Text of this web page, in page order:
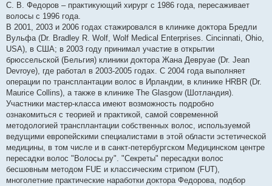
С. В. Федоров – практикующий хирург с 1986 года, пересаживает
волосы с 1996 года.
В 2001, 2003 и 2006 годах стажировался в клинике доктора Бредли
Вульфа (Dr. Bradley R. Wolf, Wolf Medical Enterprises. Cincinnati, Ohio,
USA), в США; в 2003 году принимал участие в открытии
брюссельской (Бельгия) клиники доктора Жана Девруае (Dr. Jean
Devroye), где работал в 2003-2005 годах. С 2004 года выполняет
операции по трансплантации волос в Ирландии, в клинике HRBR (Dr.
Maurice Collins), а также в клинике The Glasgow (Шотландия).
Участники мастер-класса имеют возможность подробно
ознакомиться с теорией и практикой, самой современной
методологией трансплантации собственных волос, используемой
ведущими европейскими специалистами в этой области эстетической
медицины, в том числе и в санкт-петербургском Медицинском центре
пересадки волос "Волосы.ру". "Секреты" пересадки волос
бесшовным методом FUE и классическим стрипом (FUT),
многолетние практические наработки доктора Федорова, подбор